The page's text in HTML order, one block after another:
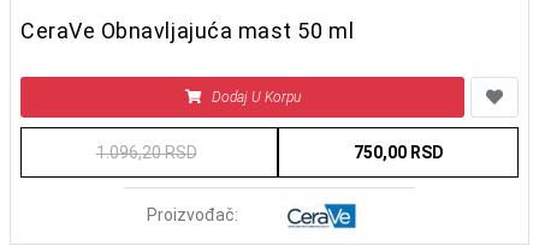
CeraVe Obnavljajuća mast 50 ml
Dodaj U Korpu
1.096,20 RSD 750,00 RSD
Proizvođač: